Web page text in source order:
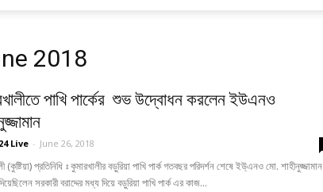
2018
পাখি পার্কের শুভ উদ্বোধন করলেন ইউএনও
Live - June 26, 2018
(কুষ্টিয়া) প্রতিনিধি ঃ কুমারখালীর বড়ুরিয়া পাখি পার্ক গতবছর পরিদর্শন শেষে ইউ্এনও মো. শাহীনুজ্জামান
সরকারী বরাদ্দের মধ্য দিয়ে বড়ুরিয়া পাখি পার্ক এর কাজ...